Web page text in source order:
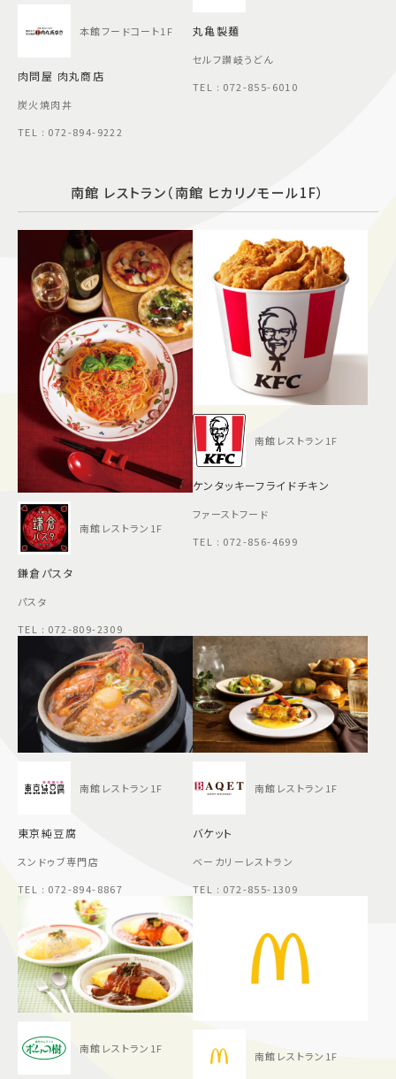
本館フードコート1F
肉問屋 肉丸商店
炭火焼肉丼
TEL : 072-894-9222
丸亀製麺
セルフ讃岐うどん
TEL : 072-855-6010
南館 レストラン（南館 ヒカリノモール1F）
南館レストラン1F
鎌倉パスタ
パスタ
TEL : 072-809-2309
南館レストラン1F
ケンタッキーフライドチキン
ファーストフード
TEL : 072-856-4699
南館レストラン1F
東京純豆腐
スンドゥブ専門店
TEL : 072-894-8867
南館レストラン1F
バケット
ベーカリーレストラン
TEL : 072-855-1309
南館レストラン1F
南館レストラン1F